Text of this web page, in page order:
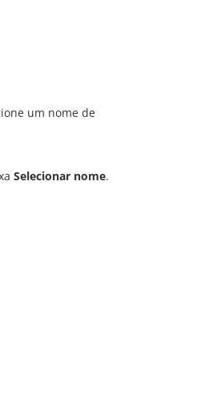
um nome de
Selecionar nome.